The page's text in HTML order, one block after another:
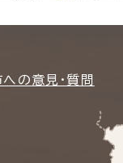
への意見・質問